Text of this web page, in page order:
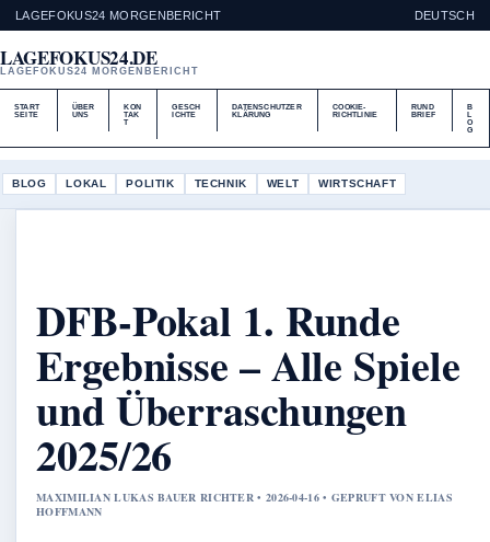
LAGEFOKUS24 MORGENBERICHT DEUTSCH
LAGEFOKUS24.DE
LAGEFOKUS24 MORGENBERICHT
START
SEITE
ÜBER
UNS
KON
TAK
T
GESCH
ICHTE
DATENSCHUTZER
KLÄRUNG
COOKIE-
RICHTLINIE
RUND
BRIEF
B
O
G
BLOG LOKAL POLITIK TECHNIK WELT WIRTSCHAFT
DFB-Pokal 1. Runde
Ergebnisse – Alle Spiele
und Überraschungen
2025/26
MAXIMILIAN LUKAS BAUER RICHTER • 2026-04-16 • GEPRUFT VON ELIAS
HOFFMANN